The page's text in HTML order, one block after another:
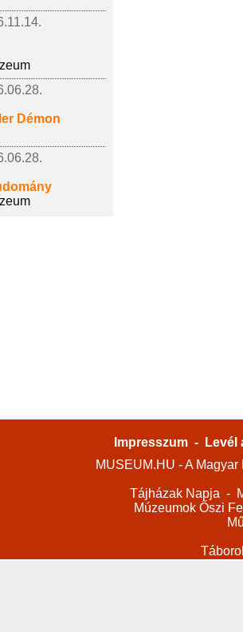
Démon
Impresszum -
Levél
MUSEUM.HU - A
Tájházak Napja -
Múzeumok Őszi